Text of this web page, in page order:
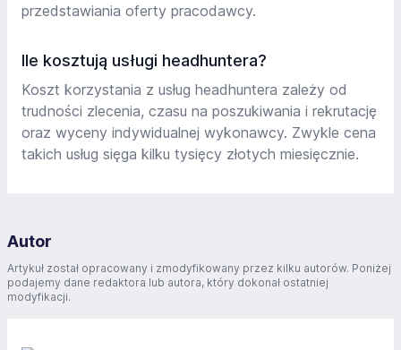
przedstawiania oferty pracodawcy.
Ile kosztują usługi headhuntera?
Koszt korzystania z usług headhuntera zależy od
trudności zlecenia, czasu na poszukiwania i rekrutację
oraz wyceny indywidualnej wykonawcy. Zwykle cena
takich usług sięga kilku tysięcy złotych miesięcznie.
Autor
Artykuł został opracowany i zmodyfikowany przez kilku autorów. Poniżej
podajemy dane redaktora lub autora, który dokonał ostatniej
modyfikacji.